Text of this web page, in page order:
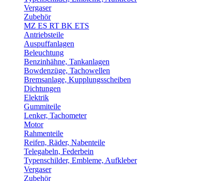
Vergaser
Zubehör
MZ ES RT BK ETS
Antriebsteile
Auspuffanlagen
Beleuchtung
Benzinhähne, Tankanlagen
Bowdenzüge, Tachowellen
Bremsanlage, Kupplungsscheiben
Dichtungen
Elektrik
Gummiteile
Lenker, Tachometer
Motor
Rahmenteile
Reifen, Räder, Nabenteile
Telegabeln, Federbein
Typenschilder, Embleme, Aufkleber
Vergaser
Zubehör